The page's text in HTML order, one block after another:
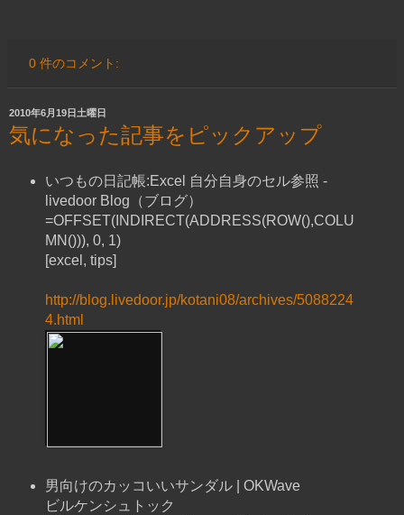
0 件のコメント:
2010年6月19日土曜日
気になった記事をピックアップ
いつもの日記帳:Excel 自分自身のセル参照 -
livedoor Blog（ブログ）
=OFFSET(INDIRECT(ADDRESS(ROW(),COLU
MN())), 0, 1)
[excel, tips]
http://blog.livedoor.jp/kotani08/archives/5088224
4.html
男向けのカッコいいサンダル | OKWave
ビルケンシュトック